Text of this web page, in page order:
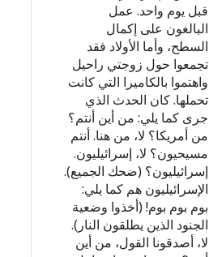
قبل يوم واحد. عمل
البالغون على إكمال
السطح، وأما الأولاد فقد
تجمعوا حول زوجتي راحيل
واهتموا بالكاميرا التي كانت
تحملها. كان الحدث الذي
جرى كما يلي: من أين أنتم؟
من أمريكا؟ لا، من هنا. أنتم
مسيحيون؟ لا، إسرائيليون.
إسرائيليون؟ (ضحك الجميع).
الإسرائيليون هم كما يلي:
بوم بوم بوم! (أخذوا وضعية
الجنود الذين يطلقون النار).
لا، أصدقونا القول، من أين